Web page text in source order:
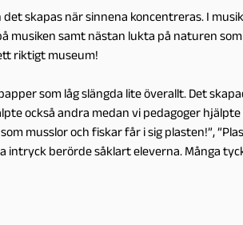
skapas när sinnena koncentreras. I
musiken samt nästan lukta på naturen
riktigt museum!
som låg slängda lite överallt. Det
också andra medan vi pedagoger hjälpte
musslor och fiskar får i sig plasten!”,
intryck berörde såklart eleverna. Många